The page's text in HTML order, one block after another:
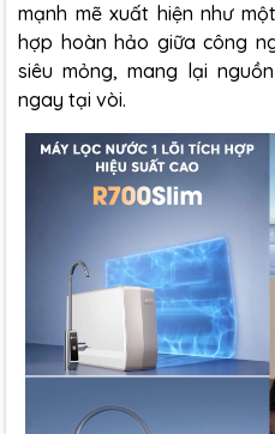
mạnh mẽ xuất hiện như
hợp hoàn hảo giữa công
siêu mỏng, mang lại
ngay tại vòi.